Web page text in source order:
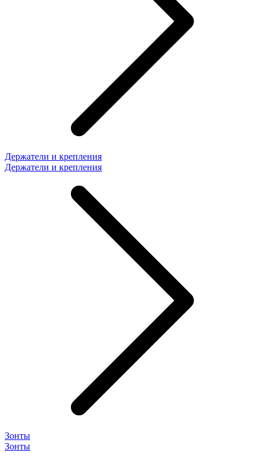
Держатели и крепления
Держатели и крепления
Зонты
Зонты